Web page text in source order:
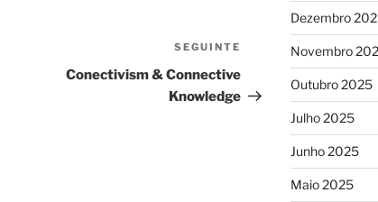
Conteúdo
seguinte
SEGUINTE
Conectivism & Connective
Knowledge
Dezembro
Novembro
Outubro 2025
Julho 2025
Junho 2025
Maio 2025